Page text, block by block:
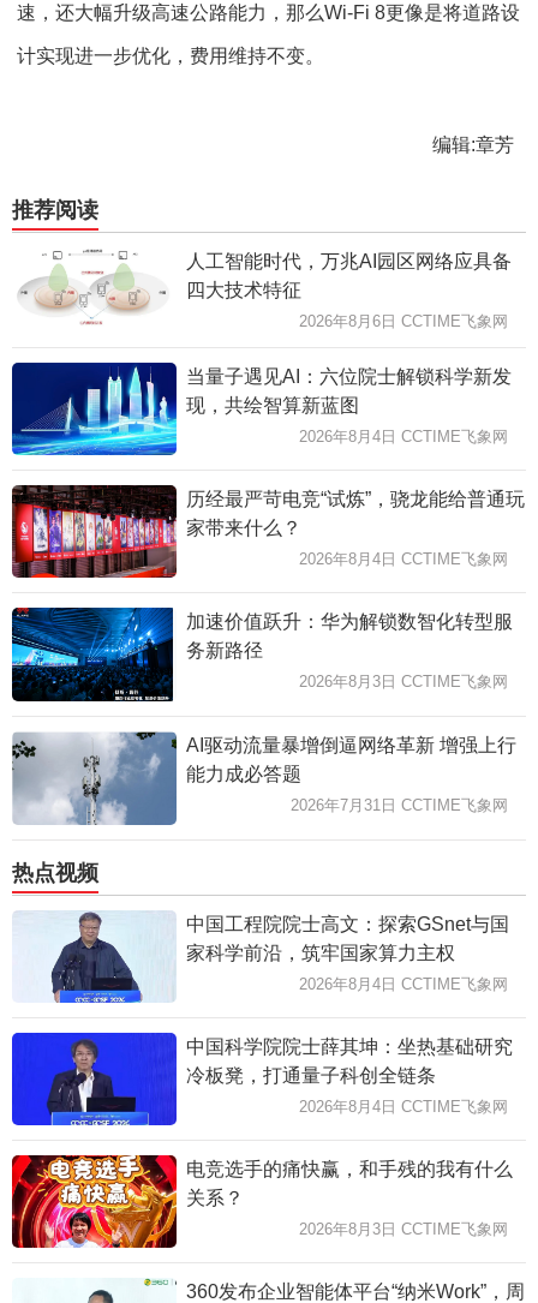
速，还大幅升级高速公路能力，那么Wi-Fi 8更像是将道路设
计实现进一步优化，费用维持不变。
编辑:章芳
推荐阅读
人工智能时代，万兆AI园区网络应具备
四大技术特征
2026年8月6日 CCTIME飞象网
当量子遇见AI：六位院士解锁科学新发
现，共绘智算新蓝图
2026年8月4日 CCTIME飞象网
历经最严苛电竞“试炼”，骁龙能给普通玩
家带来什么？
2026年8月4日 CCTIME飞象网
加速价值跃升：华为解锁数智化转型服
务新路径
2026年8月3日 CCTIME飞象网
AI驱动流量暴增倒逼网络革新 增强上行
能力成必答题
2026年7月31日 CCTIME飞象网
热点视频
中国工程院院士高文：探索GSnet与国
家科学前沿，筑牢国家算力主权
2026年8月4日 CCTIME飞象网
中国科学院院士薛其坤：坐热基础研究
冷板凳，打通量子科创全链条
2026年8月4日 CCTIME飞象网
电竞选手的痛快赢，和手残的我有什么
关系？
2026年8月3日 CCTIME飞象网
360发布企业智能体平台“纳米Work”，周